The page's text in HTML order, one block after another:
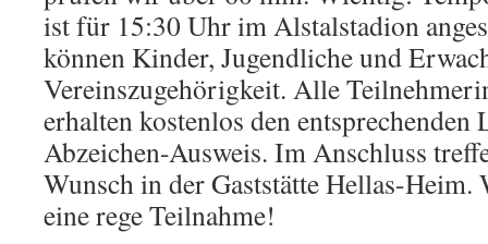
ist für 15:30 Uhr im Alstalstadion
können Kinder, Jugendliche und
Vereinszugehörigkeit. Alle
erhalten kostenlos den
Abzeichen-Ausweis. Im Anschluss
Wunsch in der Gaststätte Hellas-
eine rege Teilnahme!